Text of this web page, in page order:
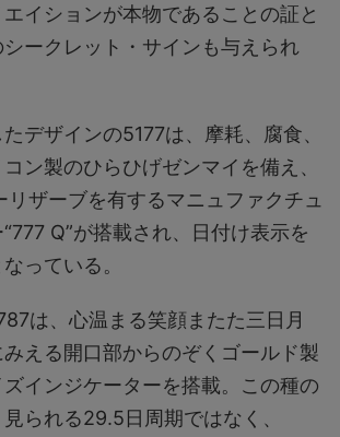
イションが本物であることの証と
シークレット・サインも与えられ
デザインの5177は、摩耗、腐食、
ン製のひらひげゼンマイを備え、
ザーブを有するマニュファクチュ
Q”が搭載され、日付け表示を
っている。
は、心温まる笑顔またた三日月
える開口部からのぞくゴールド製
インジケーターを搭載。この種の
られる29.5日周期ではなく、